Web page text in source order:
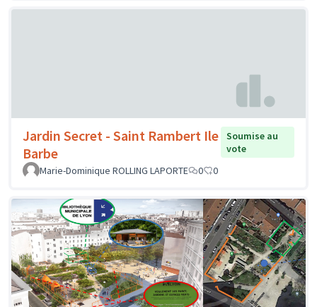
Jardin Secret - Saint Rambert Ile
Barbe
Soumise au
vote
Marie-Dominique ROLLING LAPORTE
0 0